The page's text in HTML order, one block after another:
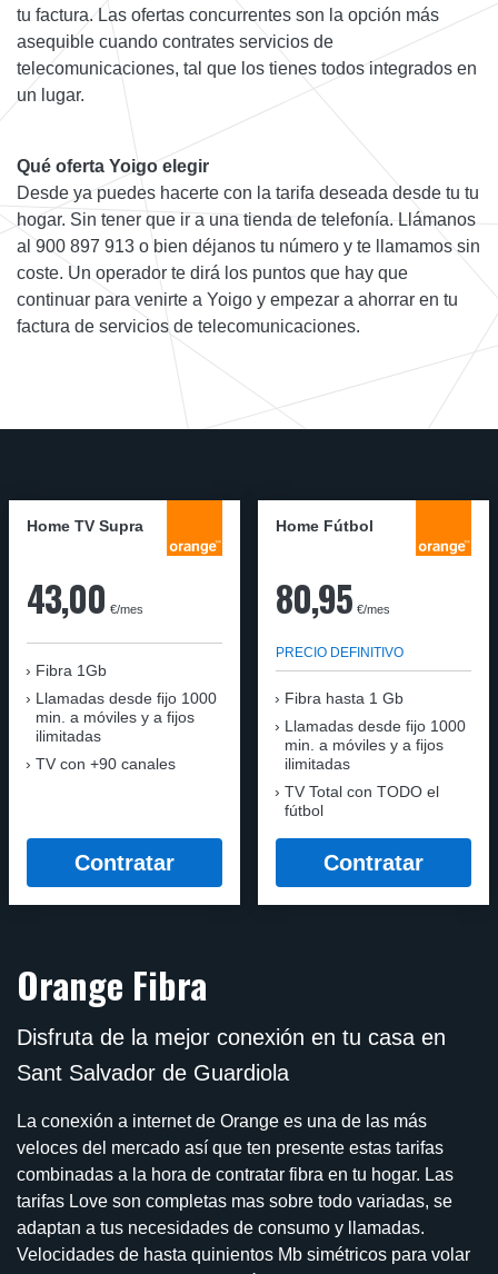
tu factura. Las ofertas concurrentes son la opción más
asequible cuando contrates servicios de
telecomunicaciones, tal que los tienes todos integrados en
un lugar.
Qué oferta Yoigo elegir
Desde ya puedes hacerte con la tarifa deseada desde tu tu
hogar. Sin tener que ir a una tienda de telefonía. Llámanos
al 900 897 913 o bien déjanos tu número y te llamamos sin
coste. Un operador te dirá los puntos que hay que
continuar para venirte a Yoigo y empezar a ahorrar en tu
factura de servicios de telecomunicaciones.
Home TV Supra
43,00 €/mes
Fibra 1Gb
Llamadas desde fijo 1000
min. a móviles y a fijos
ilimitadas
TV con +90 canales
Contratar
Home Fútbol
80,95 €/mes
PRECIO DEFINITIVO
Fibra hasta 1 Gb
Llamadas desde fijo 1000
min. a móviles y a fijos
ilimitadas
TV Total con TODO el
fútbol
Contratar
Orange Fibra
Disfruta de la mejor conexión en tu casa en
Sant Salvador de Guardiola
La conexión a internet de Orange es una de las más
veloces del mercado así que ten presente estas tarifas
combinadas a la hora de contratar fibra en tu hogar. Las
tarifas Love son completas mas sobre todo variadas, se
adaptan a tus necesidades de consumo y llamadas.
Velocidades de hasta quinientos Mb simétricos para volar